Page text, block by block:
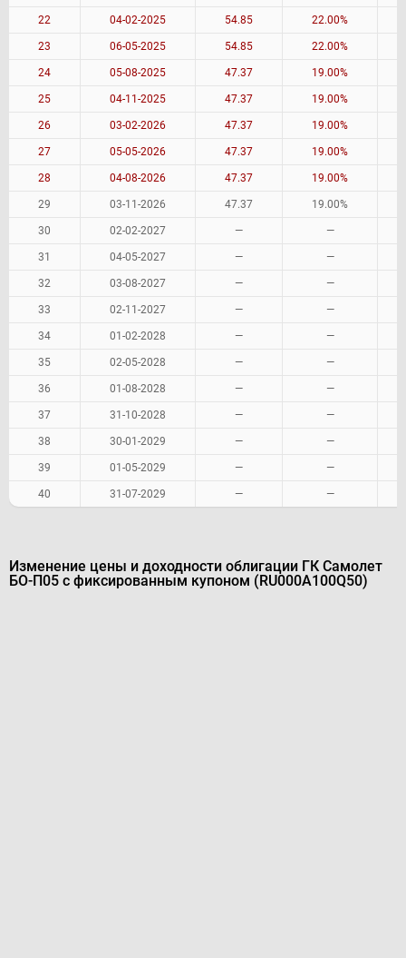
22 04-02-2025 54.85 22.00%
23 06-05-2025 54.85 22.00%
24 05-08-2025 47.37 19.00%
25 04-11-2025 47.37 19.00%
26 03-02-2026 47.37 19.00%
27 05-05-2026 47.37 19.00%
28 04-08-2026 47.37 19.00%
29 03-11-2026 47.37 19.00%
30 02-02-2027 — —
31 04-05-2027 — —
32 03-08-2027 — —
33 02-11-2027 — —
34 01-02-2028 — —
35 02-05-2028 — —
36 01-08-2028 — —
37 31-10-2028 — —
38 30-01-2029 — —
39 01-05-2029 — —
40 31-07-2029 — —
Изменение цены и доходности облигации ГК Самолет
БО-П05 с фиксированным купоном (RU000A100Q50)